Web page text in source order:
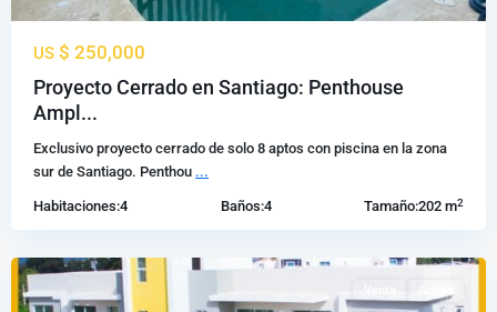
US $ 250,000
Proyecto Cerrado en Santiago: Penthouse
Ampl...
Exclusivo proyecto cerrado de solo 8 aptos con piscina en la zona
sur de Santiago. Penthou ...
Habitaciones:4 Baños:4 Tamaño:202 m2
Llanos
de
los